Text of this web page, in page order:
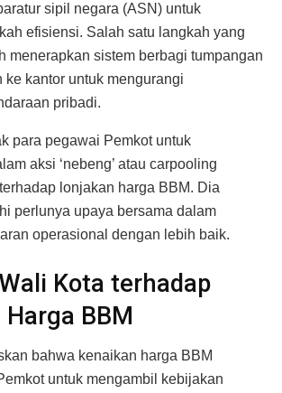
sipil negara (ASN) untuk
efisiensi. Salah satu langkah yang
menerapkan sistem berbagi tumpangan
ke kantor untuk mengurangi
pribadi.
para pegawai Pemkot untuk
aksi ‘nebeng’ atau carpooling
lonjakan harga BBM. Dia
perlunya upaya bersama dalam
operasional dengan lebih baik.
Kota terhadap
BBM
bahwa kenaikan harga BBM
untuk mengambil kebijakan